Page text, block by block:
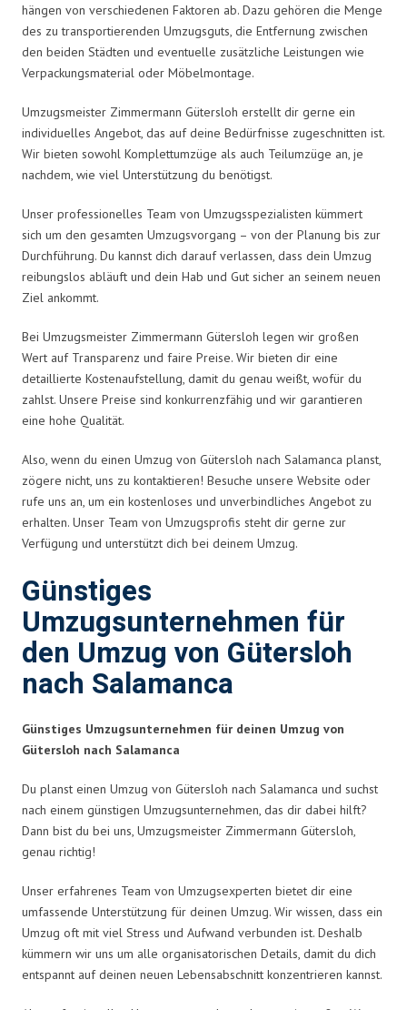
hängen von verschiedenen Faktoren ab. Dazu gehören die Menge
des zu transportierenden Umzugsguts, die Entfernung zwischen
den beiden Städten und eventuelle zusätzliche Leistungen wie
Verpackungsmaterial oder Möbelmontage.
Umzugsmeister Zimmermann Gütersloh erstellt dir gerne ein
individuelles Angebot, das auf deine Bedürfnisse zugeschnitten ist.
Wir bieten sowohl Komplettumzüge als auch Teilumzüge an, je
nachdem, wie viel Unterstützung du benötigst.
Unser professionelles Team von Umzugsspezialisten kümmert
sich um den gesamten Umzugsvorgang – von der Planung bis zur
Durchführung. Du kannst dich darauf verlassen, dass dein Umzug
reibungslos abläuft und dein Hab und Gut sicher an seinem neuen
Ziel ankommt.
Bei Umzugsmeister Zimmermann Gütersloh legen wir großen
Wert auf Transparenz und faire Preise. Wir bieten dir eine
detaillierte Kostenaufstellung, damit du genau weißt, wofür du
zahlst. Unsere Preise sind konkurrenzfähig und wir garantieren
eine hohe Qualität.
Also, wenn du einen Umzug von Gütersloh nach Salamanca planst,
zögere nicht, uns zu kontaktieren! Besuche unsere Website oder
rufe uns an, um ein kostenloses und unverbindliches Angebot zu
erhalten. Unser Team von Umzugsprofis steht dir gerne zur
Verfügung und unterstützt dich bei deinem Umzug.
Günstiges
Umzugsunternehmen für
den Umzug von Gütersloh
nach Salamanca
Günstiges Umzugsunternehmen für deinen Umzug von
Gütersloh nach Salamanca
Du planst einen Umzug von Gütersloh nach Salamanca und suchst
nach einem günstigen Umzugsunternehmen, das dir dabei hilft?
Dann bist du bei uns, Umzugsmeister Zimmermann Gütersloh,
genau richtig!
Unser erfahrenes Team von Umzugsexperten bietet dir eine
umfassende Unterstützung für deinen Umzug. Wir wissen, dass ein
Umzug oft mit viel Stress und Aufwand verbunden ist. Deshalb
kümmern wir uns um alle organisatorischen Details, damit du dich
entspannt auf deinen neuen Lebensabschnitt konzentrieren kannst.